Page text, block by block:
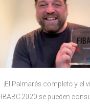
¡El Palmarés completo y el
2020 se pueden